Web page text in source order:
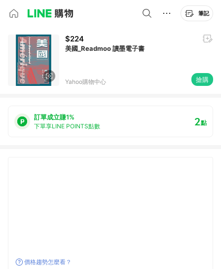
筆記
$224
美國_Readmoo 讀墨電子書
Yahoo購物中心 搶購
訂單成立賺1%
下單享LINE POINTS點數 2點
價格趨勢怎麼看？